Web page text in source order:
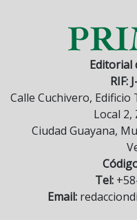
Editorial
RIF:
Calle Cuchivero,
Local 2,
Ciudad Guayana,
Tel:
Email: